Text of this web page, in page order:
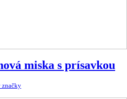
miska s prísavkou
značky